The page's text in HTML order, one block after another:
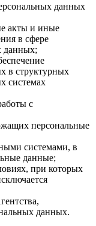
данных
акты и иные
в сфере
данных;
в структурных
системах
с
персональные
системами, в
данные;
при которых
данных.